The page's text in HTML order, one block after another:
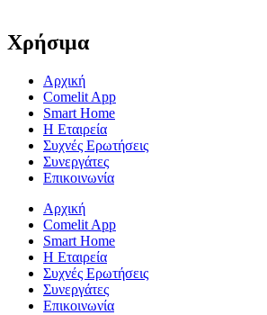
Χρήσιμα
Αρχική
Comelit App
Smart Home
Η Εταιρεία
Συχνές Ερωτήσεις
Συνεργάτες
Επικοινωνία
Αρχική
Comelit App
Smart Home
Η Εταιρεία
Συχνές Ερωτήσεις
Συνεργάτες
Επικοινωνία